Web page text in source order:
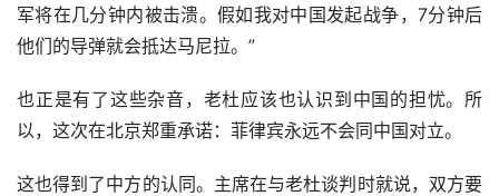
军将在几分钟内被击溃。假如我对中国发起战争，7分钟后
他们的导弹就会抵达马尼拉。”
也正是有了这些杂音，老杜应该也认识到中国的担忧。所
以，这次在北京郑重承诺：菲律宾永远不会同中国对立。
这也得到了中方的认同。主席在与老杜谈判时就说，双方要